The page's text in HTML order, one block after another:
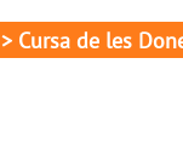
> Cursa de les